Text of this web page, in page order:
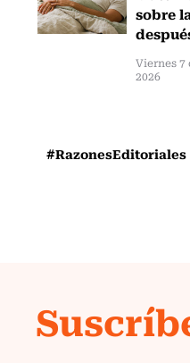
sobre
Viernes 7
2026
#RazonesEditoriales